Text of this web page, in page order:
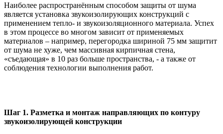
Наиболее распространённым способом защиты от шума
является установка звукоизолирующих конструкций с
применением тепло- и звукоизоляционного материала. Успех
в этом процессе во многом зависит от применяемых
материалов – например, перегородка шириной 75 мм защитит
от шума не хуже, чем массивная кирпичная стена,
«съедающая» в 10 раз больше пространства, - а также от
соблюдения технологии выполнения работ.
Шаг 1. Разметка и монтаж направляющих по контуру
звукоизолирующей конструкции